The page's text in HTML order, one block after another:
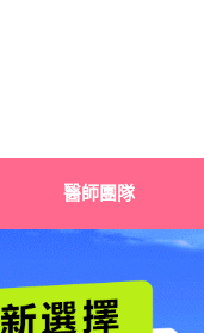
醫師團隊